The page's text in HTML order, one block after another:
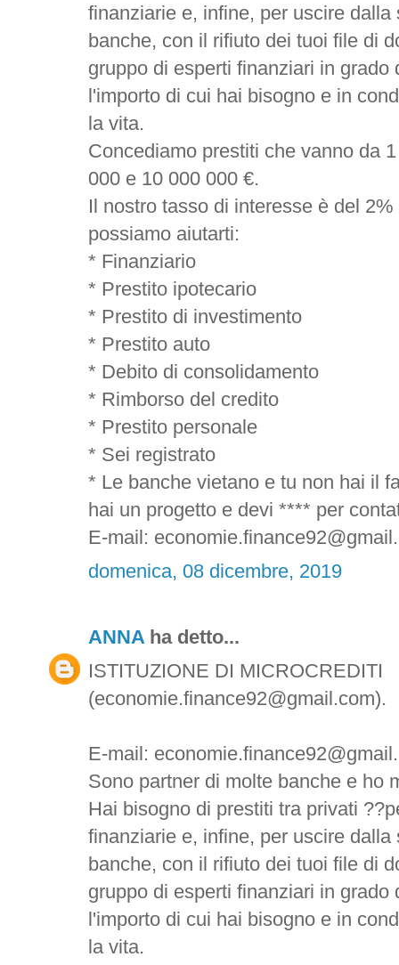
finanziarie e, infine, per uscire
banche, con il rifiuto dei tuoi file di
gruppo di esperti finanziari in grado
l'importo di cui hai bisogno e in
la vita.
Concediamo prestiti che vanno da
000 e 10 000 000 €.
Il nostro tasso di interesse è del
possiamo aiutarti:
* Finanziario
* Prestito ipotecario
* Prestito di investimento
* Prestito auto
* Debito di consolidamento
* Rimborso del credito
* Prestito personale
* Sei registrato
* Le banche vietano e tu non hai il
hai un progetto e devi **** per
E-mail:
domenica, 08 dicembre, 2019
ANNA ha detto...
ISTITUZIONE DI MICROCREDITI
(economie.finance92@gmail.com).
E-mail:
Sono partner di molte banche e ho
Hai bisogno di prestiti tra privati
finanziarie e, infine, per uscire
banche, con il rifiuto dei tuoi file di
gruppo di esperti finanziari in grado
l'importo di cui hai bisogno e in
la vita.